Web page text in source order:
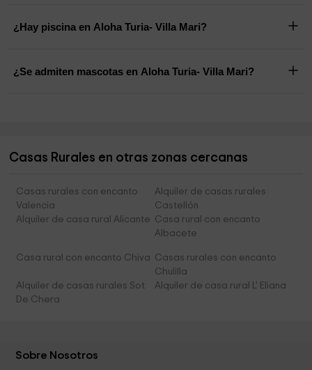
¿Hay piscina en Aloha Turia- Villa Mari?
¿Se admiten mascotas en Aloha Turia- Villa Mari?
Casas Rurales en otras zonas cercanas
Casas rurales con encanto
Valencia
Alquiler de casas rurales
Castellón
Alquiler de casa rural Alicante Casa rural con encanto
Albacete
Casa rural con encanto Chiva Casas rurales con encanto
Chulilla
Alquiler de casas rurales Sot
De Chera
Alquiler de casa rural L' Eliana
Sobre Nosotros